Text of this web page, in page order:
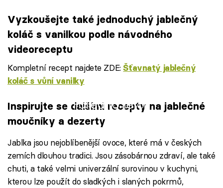
Vyzkoušejte také jednoduchý jablečný
koláč s vanilkou podle návodného
videoreceptu
Kompletní recept najdete ZDE:Šťavnatý jablečný
koláč s vůní vanilky
Failed to fetch
Inspirujte se dalšími recepty na jablečné
moučníky a dezerty
Jablka jsou nejoblíbenější ovoce, které má v českých
zemích dlouhou tradici. Jsou zásobárnou zdraví, ale také
chuti, a také velmi univerzální surovinou v kuchyni,
kterou lze použít do sladkých i slaných pokrmů,